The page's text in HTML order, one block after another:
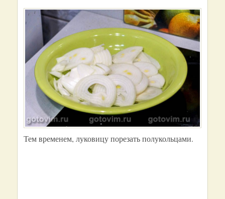
Тем временем, луковицу порезать полукольцами.